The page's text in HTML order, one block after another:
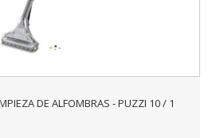
DE ALFOMBRAS - PUZZI 10 / 1